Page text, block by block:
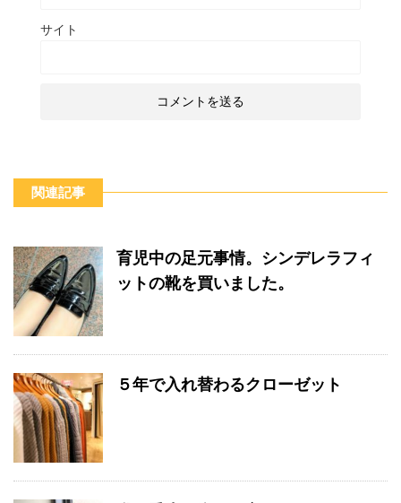
サイト
関連記事
育児中の足元事情。シンデレラフィ
ットの靴を買いました。
５年で入れ替わるクローゼット